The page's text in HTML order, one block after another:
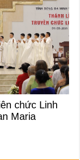
chức Linh
Maria